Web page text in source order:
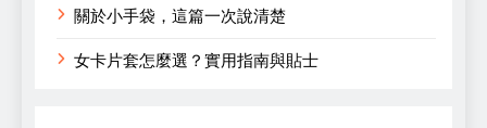
關於小手袋，這篇一次說清楚
女卡片套怎麼選？實用指南與貼士